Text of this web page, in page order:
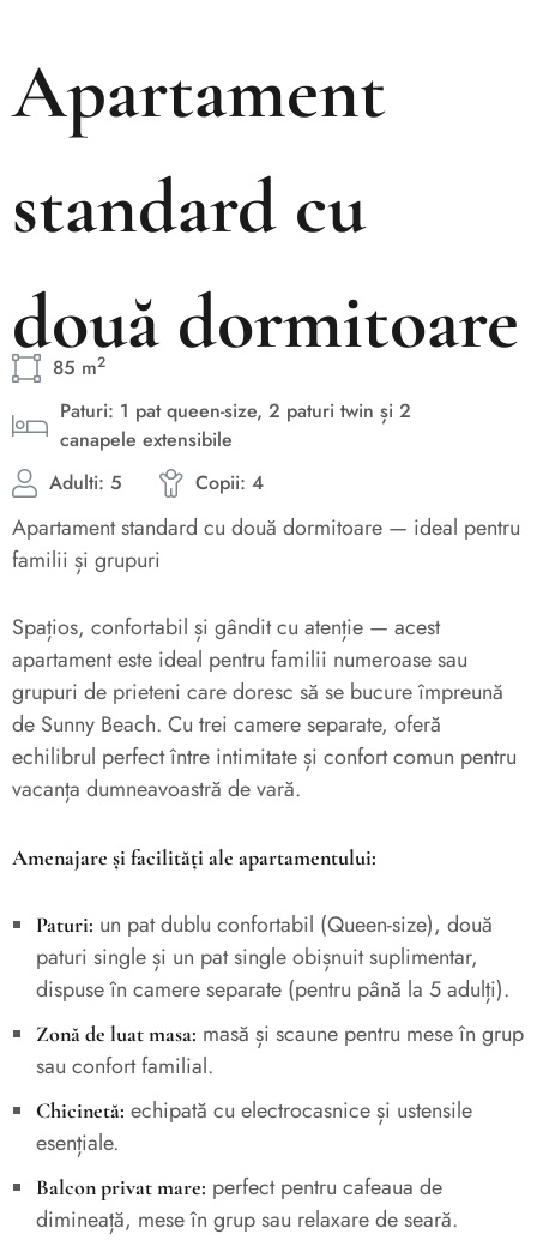
Apartament
standard cu
două dormitoare
85 m2
Paturi: 1 pat queen-size, 2 paturi twin și 2
canapele extensibile
Adulti: 5
Copii: 4
Apartament standard cu două dormitoare — ideal pentru
familii și grupuri
Spațios, confortabil și gândit cu atenție — acest
apartament este ideal pentru familii numeroase sau
grupuri de prieteni care doresc să se bucure împreună
de Sunny Beach. Cu trei camere separate, oferă
echilibrul perfect între intimitate și confort comun pentru
vacanța dumneavoastră de vară.
Amenajare și facilități ale apartamentului:
Paturi: un pat dublu confortabil (Queen-size), două
paturi single și un pat single obișnuit suplimentar,
dispuse în camere separate (pentru până la 5 adulți).
Zonă de luat masa: masă și scaune pentru mese în grup
sau confort familial.
Chicinetă: echipată cu electrocasnice și ustensile
esențiale.
Balcon privat mare: perfect pentru cafeaua de
dimineață, mese în grup sau relaxare de seară.